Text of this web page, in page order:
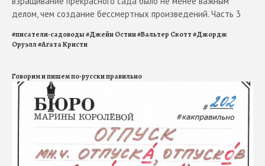
делом, чем создание бессмертных произведений. Часть 3
#писатели-садоводы#Джейн Остин#Вальтер Скотт#Джордж
Оруэлл#Агата Кристи
Говорим и пишем по-русски правильно